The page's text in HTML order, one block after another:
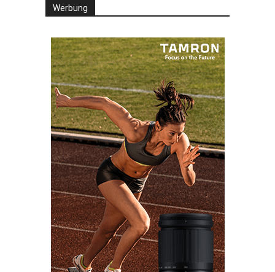
Werbung